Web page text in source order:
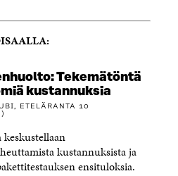
Tekemätöntä
kustannuksia
ETELÄRANTA 10
keskustellaan
kustannuksista ja
ensituloksia.